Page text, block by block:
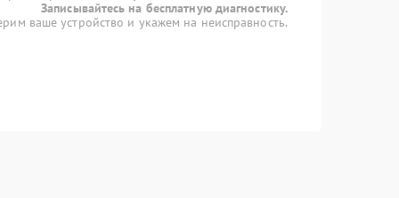
Записывайтесь на бесплатную диагностику.
ваше устройство и укажем на неисправность.